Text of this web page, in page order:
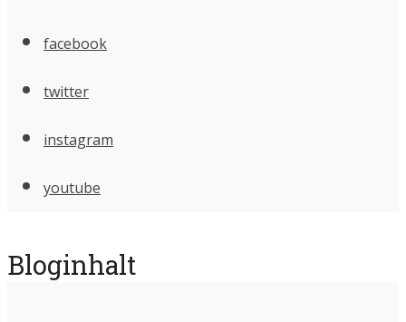
facebook
twitter
instagram
youtube
Bloginhalt